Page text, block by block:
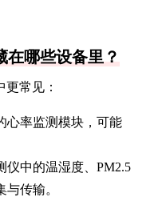
在哪些设备里？
常见：
心率监测模块，可能
仪中的温湿度、PM2.5
传输。